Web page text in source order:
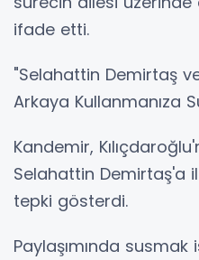
ifade etti.
"Selahattin Demirtaş
Arkaya Kullanmanıza
Kandemir,
Selahattin Demirtaş'a
tepki gösterdi.
Paylaşımında